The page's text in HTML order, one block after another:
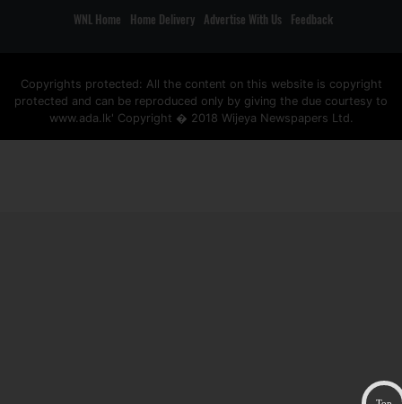
WNL Home Home Delivery Advertise With Us Feedback
Copyrights protected: All the content on this website is copyright
protected and can be reproduced only by giving the due courtesy to
www.ada.lk' Copyright � 2018 Wijeya Newspapers Ltd.